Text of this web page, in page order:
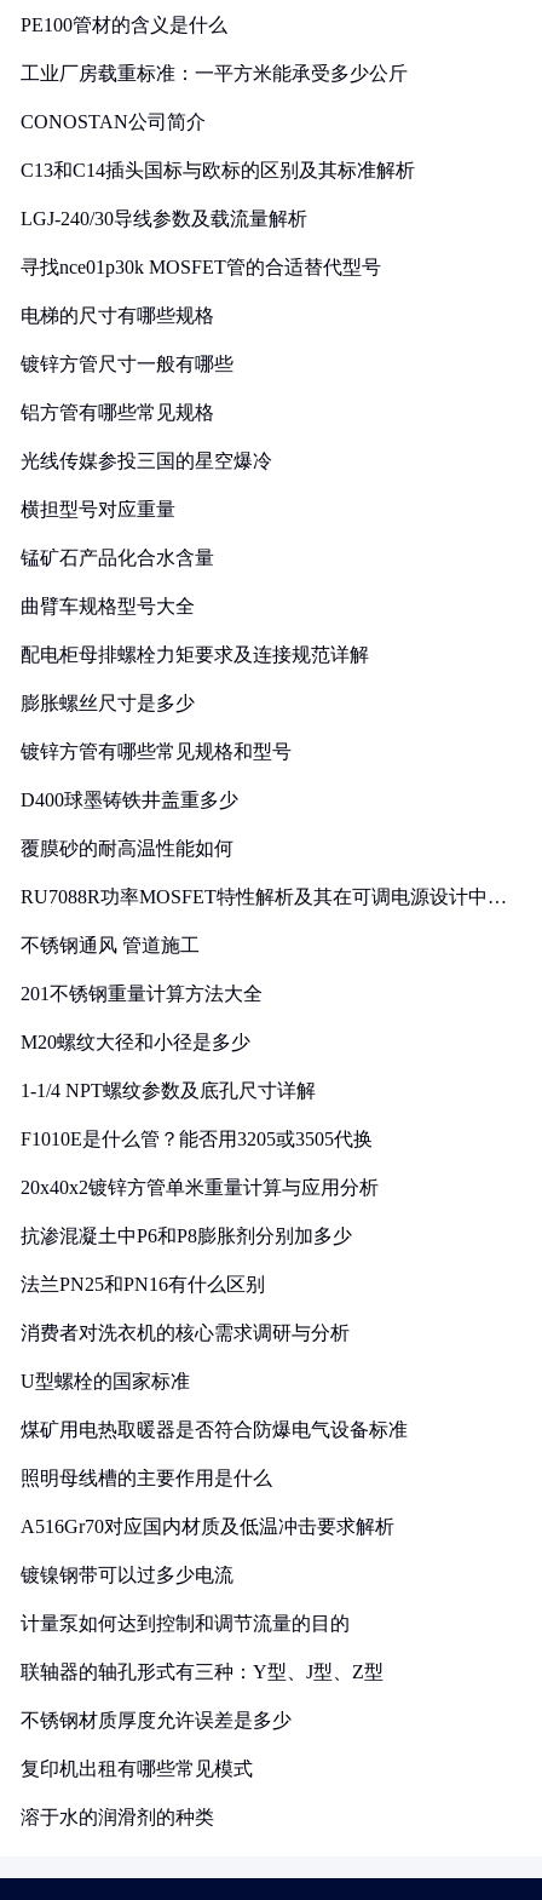
PE100管材的含义是什么
工业厂房载重标准：一平方米能承受多少公斤
CONOSTAN公司简介
C13和C14插头国标与欧标的区别及其标准解析
LGJ-240/30导线参数及载流量解析
寻找nce01p30k MOSFET管的合适替代型号
电梯的尺寸有哪些规格
镀锌方管尺寸一般有哪些
铝方管有哪些常见规格
光线传媒参投三国的星空爆冷
横担型号对应重量
锰矿石产品化合水含量
曲臂车规格型号大全
配电柜母排螺栓力矩要求及连接规范详解
膨胀螺丝尺寸是多少
镀锌方管有哪些常见规格和型号
D400球墨铸铁井盖重多少
覆膜砂的耐高温性能如何
RU7088R功率MOSFET特性解析及其在可调电源设计中的
不锈钢通风 管道施工
201不锈钢重量计算方法大全
M20螺纹大径和小径是多少
1-1/4 NPT螺纹参数及底孔尺寸详解
F1010E是什么管？能否用3205或3505代换
20x40x2镀锌方管单米重量计算与应用分析
抗渗混凝土中P6和P8膨胀剂分别加多少
法兰PN25和PN16有什么区别
消费者对洗衣机的核心需求调研与分析
U型螺栓的国家标准
煤矿用电热取暖器是否符合防爆电气设备标准
照明母线槽的主要作用是什么
A516Gr70对应国内材质及低温冲击要求解析
镀镍钢带可以过多少电流
计量泵如何达到控制和调节流量的目的
联轴器的轴孔形式有三种：Y型、J型、Z型
不锈钢材质厚度允许误差是多少
复印机出租有哪些常见模式
溶于水的润滑剂的种类